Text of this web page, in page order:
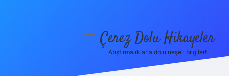
menüyüÇerez Dolu Hikayeler
Atıştırmalıklarla dolu neşeli bilgiler!